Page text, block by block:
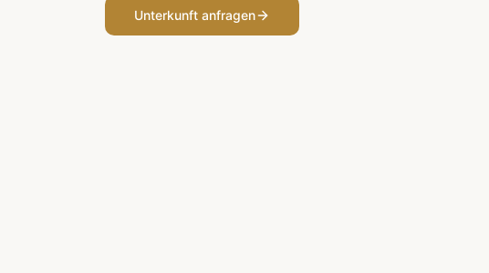
Unterkunft anfragen